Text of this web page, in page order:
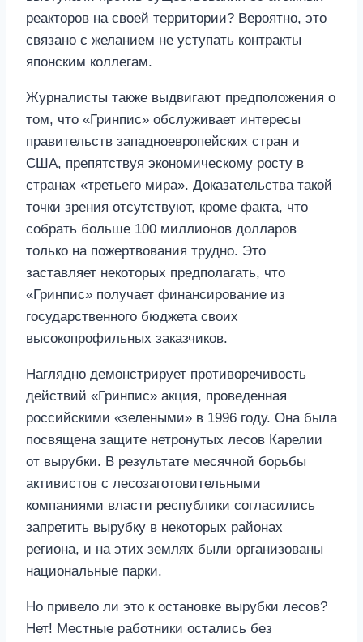
реакторов на своей территории? Вероятно, это
связано с желанием не уступать контракты
японским коллегам.
Журналисты также выдвигают предположения о
том, что «Гринпис» обслуживает интересы
правительств западноевропейских стран и
США, препятствуя экономическому росту в
странах «третьего мира». Доказательства такой
точки зрения отсутствуют, кроме факта, что
собрать больше 100 миллионов долларов
только на пожертвования трудно. Это
заставляет некоторых предполагать, что
«Гринпис» получает финансирование из
государственного бюджета своих
высокопрофильных заказчиков.
Наглядно демонстрирует противоречивость
действий «Гринпис» акция, проведенная
российскими «зелеными» в 1996 году. Она была
посвящена защите нетронутых лесов Карелии
от вырубки. В результате месячной борьбы
активистов с лесозаготовительными
компаниями власти республики согласились
запретить вырубку в некоторых районах
региона, и на этих землях были организованы
национальные парки.
Но привело ли это к остановке вырубки лесов?
Нет! Местные работники остались без